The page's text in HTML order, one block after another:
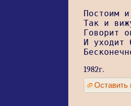
Постоим
Так и
Говорит
И уходит
1982г.
Оставить